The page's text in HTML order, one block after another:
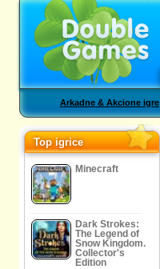
Arkadne & Akcione igre
Top igrice
Minecraft
Dark Strokes:
The Legend of
Snow Kingdom.
Collector's
Edition